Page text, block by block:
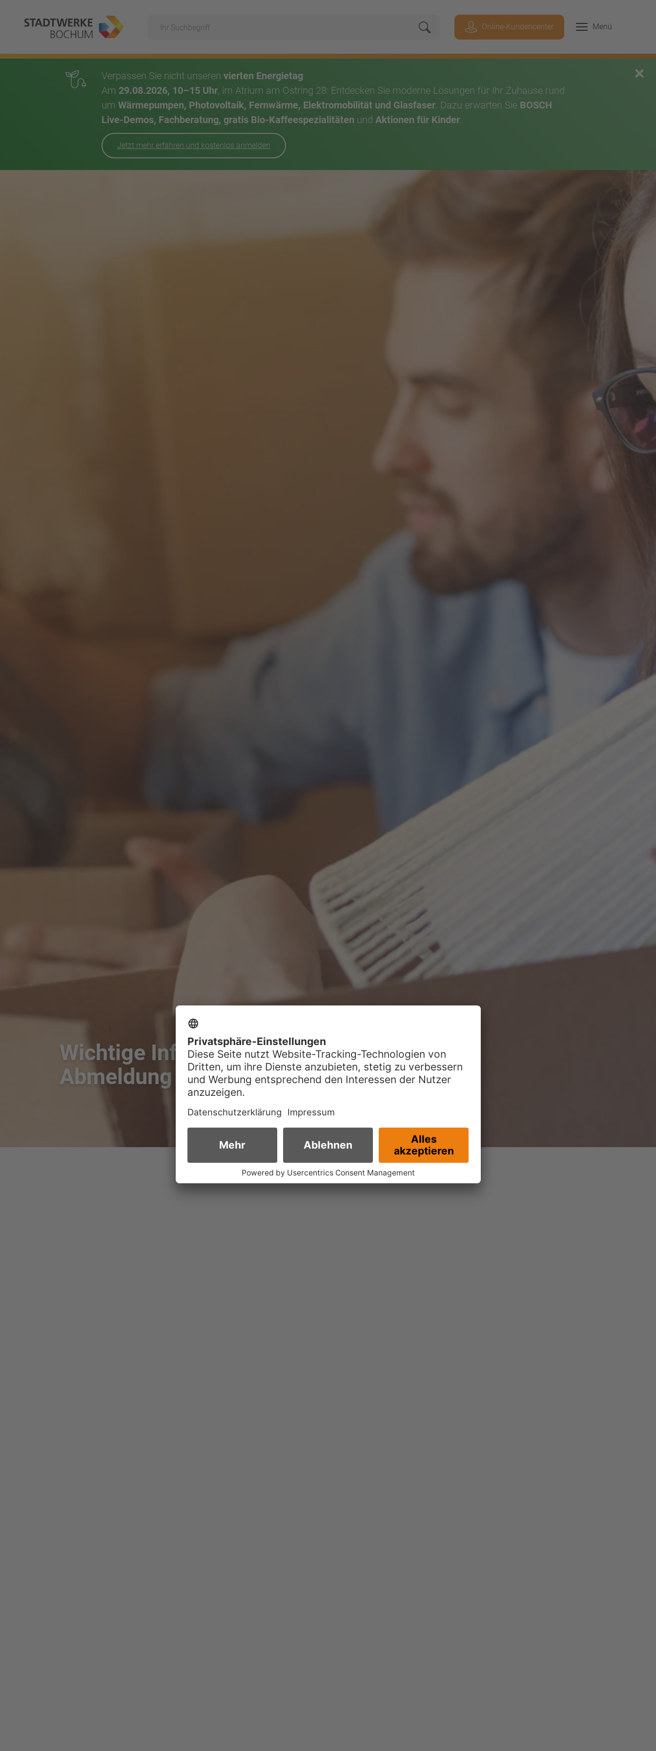
×
Verpassen Sie nicht unseren vierten Energietag
Am 29.08.2026, 10–15 Uhr, im Atrium am Ostring 28: Entdecken Sie moderne Lösungen für Ihr Zuhause rund
um Wärmepumpen, Photovoltaik, Fernwärme, Elektromobilität und Glasfaser. Dazu erwarten Sie BOSCH
Live-Demos, Fachberatung, gratis Bio-Kaffeespezialitäten und Aktionen für Kinder.
Jetzt mehr erfahren und kostenlos anmelden
Suche
Geben Sie hier Ihren Suchbegriff ein, um
Suchen
Online-Kundencenter
Hauptnavigation
Menü
Wichtige Infos zur An- und
Abmeldung